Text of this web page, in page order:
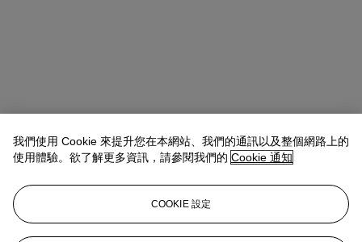
我們使用 Cookie 來提升您在本網站、我們的通訊以及整個網路上的
使用體驗。欲了解更多資訊，請參閱我們的 Cookie 通知
COOKIE 設定